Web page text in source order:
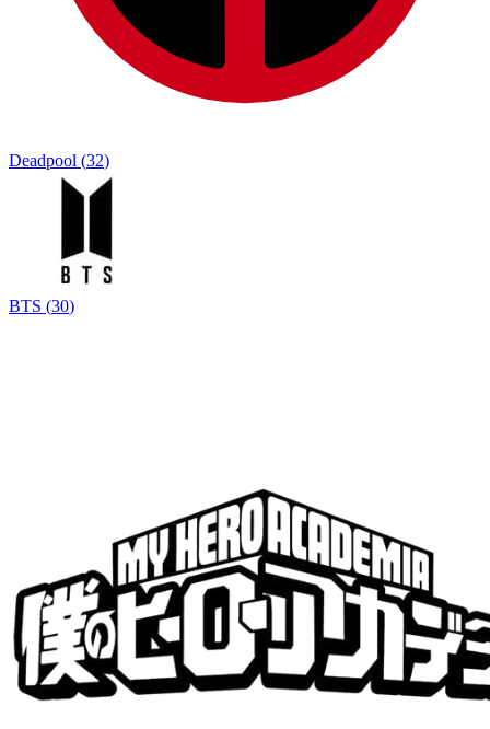
Deadpool (32)
BTS (30)